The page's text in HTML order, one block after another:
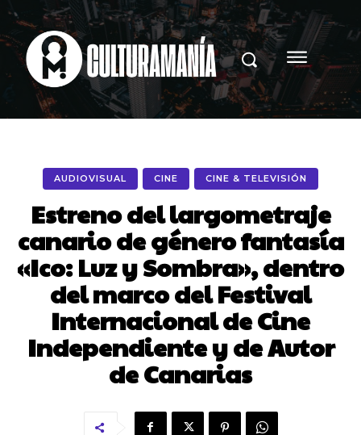
AUDIOVISUAL CINE CINE & TELEVISIÓN
Estreno del largometraje
canario de género fantasía
«Ico: Luz y Sombra», dentro
del marco del Festival
Internacional de Cine
Independiente y de Autor
de Canarias